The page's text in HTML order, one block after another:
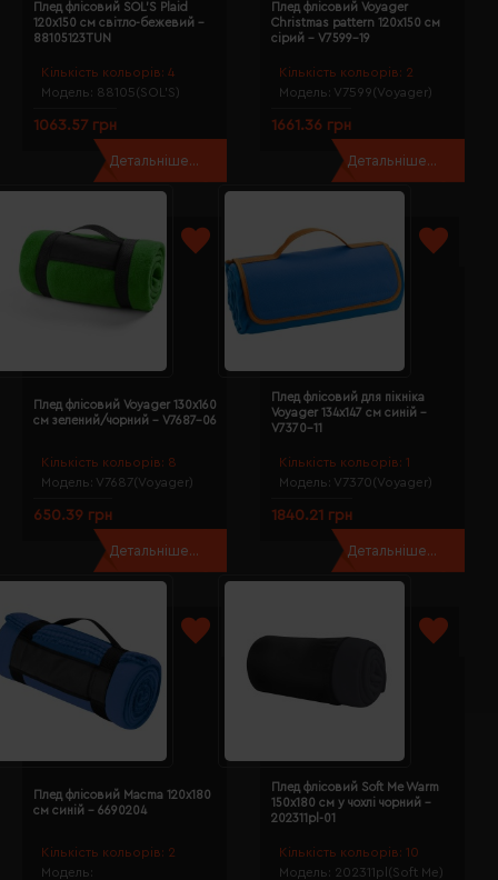
Кількість кольорів: 4
Модель: 88105(SOL’S)
Плед флісовий SOL'S Plaid
120х150 см світло-бежевий -
88105123TUN
1063.57 грн
Детальніше...
Кількість кольорів: 2
Модель: V7599(Voyager)
Плед флісовий Voyager
Christmas pattern 120х150 см
сірий - V7599-19
1661.36 грн
Детальніше...
Кількість кольорів: 8
Модель: V7687(Voyager)
Плед флісовий Voyager 130х160
см зелений/чорний - V7687-06
650.39 грн
Детальніше...
Кількість кольорів: 1
Модель: V7370(Voyager)
Плед флісовий для пікніка
Voyager 134х147 см синій -
V7370-11
1840.21 грн
Детальніше...
Кількість кольорів: 2
Модель:
Плед флісовий Macma 120х180
см синій - 6690204
Кількість кольорів: 10
Модель: 202311pl(Soft Me)
Плед флісовий Soft Me Warm
150х180 см у чохлі чорний -
202311pl-01